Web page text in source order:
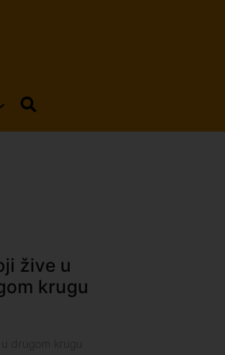
žive u
krugu